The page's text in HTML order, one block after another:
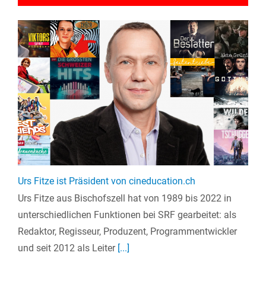
Urs Fitze ist Präsident von cineducation.ch
Urs Fitze aus Bischofszell hat von 1989 bis 2022 in
unterschiedlichen Funktionen bei SRF gearbeitet: als
Redaktor, Regisseur, Produzent, Programmentwickler
und seit 2012 als Leiter[...]